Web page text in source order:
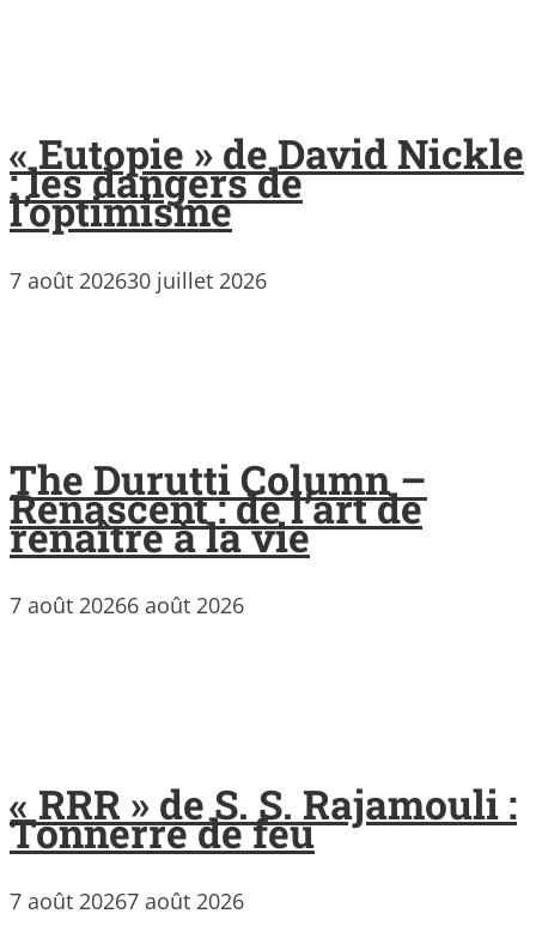
« Eutopie » de David Nickle
: les dangers de
l’optimisme
7 août 202630 juillet 2026
The Durutti Column –
Renascent : de l’art de
renaître à la vie
7 août 20266 août 2026
« RRR » de S. S. Rajamouli :
Tonnerre de feu
7 août 20267 août 2026